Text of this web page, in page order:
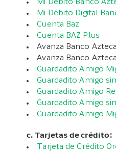
Mi Débito Banco
Mi Débito Digital
Cuenta Baz
Cuenta BAZ Plus
Avanza Banco
Avanza Banco
Guardadito Amigo
Guardadito Amigo
Guardadito Amigo
Guardadito Amigo
Guardadito Amigo
c. Tarjetas de crédito:
Tarjeta de Crédito